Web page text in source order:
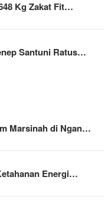
Kg Zakat Fit…
Santuni Ratus…
Marsinah di Ngan…
Energi…